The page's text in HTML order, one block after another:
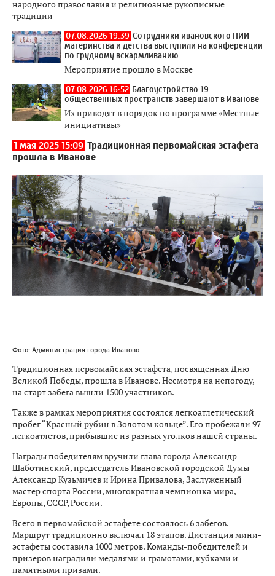
народного православия и религиозные рукописные
традиции
07.08.2026 19:39 Сотрудники ивановского НИИ
материнства и детства выступили на конференции
по грудному вскармливанию
Мероприятие прошло в Москве
07.08.2026 16:52 Благоустройство 19
общественных пространств завершают в Иванове
Их приводят в порядок по программе «Местные
инициативы»
1 мая 2025 15:09 Традиционная первомайская эстафета
прошла в Иванове
Фото: Администрация города Иваново
Традиционная первомайская эстафета, посвященная Дню
Великой Победы, прошла в Иванове. Несмотря на непогоду,
на старт забега вышли 1500 участников.
Также в рамках мероприятия состоялся легкоатлетический
пробег “Красный рубин в Золотом кольце”. Его пробежали 97
легкоатлетов, прибывшие из разных уголков нашей страны.
Награды победителям вручили глава города Александр
Шаботинский, председатель Ивановской городской Думы
Александр Кузьмичев и Ирина Привалова, Заслуженный
мастер спорта России, многократная чемпионка мира,
Европы, СССР, России.
Всего в первомайской эстафете состоялось 6 забегов.
Маршрут традиционно включал 18 этапов. Дистанция мини-
эстафеты составила 1000 метров. Команды-победителей и
призеров наградили медалями и грамотами, кубками и
памятными призами.